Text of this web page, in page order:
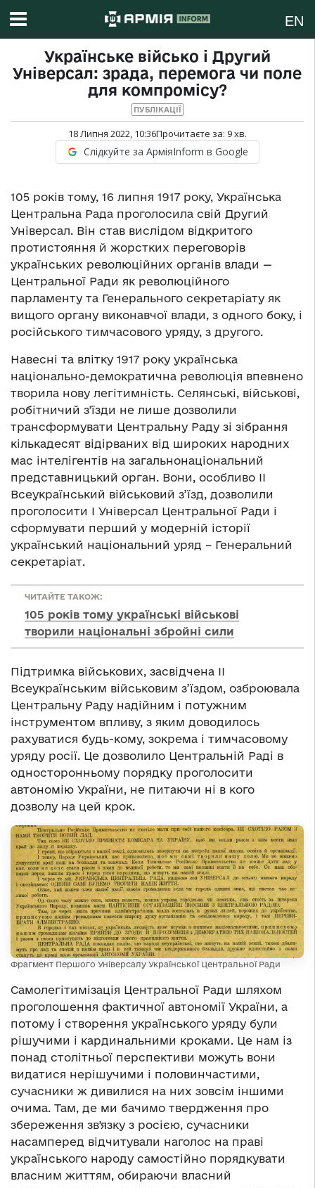
EN
Українське військо і Другий
Універсал: зрада, перемога чи поле
для компромісу?
ПУБЛІКАЦІЇ
18 Липня 2022, 10:36Прочитаєте за: 9хв.
Слідкуйте за АрміяInform в Google
105 років тому, 16 липня 1917 року, Українська
Центральна Рада проголосила свій Другий
Універсал. Він став вислідом відкритого
протистояння й жорстких переговорів
українських революційних органів влади —
Центральної Ради як революційного
парламенту та Генерального секретаріату як
вищого органу виконавчої влади, з одного боку, і
російського тимчасового уряду, з другого.
Навесні та влітку 1917 року українська
національно-демократична революція впевнено
творила нову легітимність. Селянські, військові,
робітничий зʼїзди не лише дозволили
трансформувати Центральну Раду зі зібрання
кількадесят відірваних від широких народних
мас інтелігентів на загальнонаціональний
представницький орган. Вони, особливо II
Всеукраїнський військовий з’їзд, дозволили
проголосити І Універсал Центральної Ради і
сформувати перший у модерній історії
український національний уряд – Генеральний
секретаріат.
ЧИТАЙТЕ ТАКОЖ:
105 років тому українські військові
творили національні збройні сили
Підтримка військових, засвідчена II
Всеукраїнським військовим з’їздом, озброювала
Центральну Раду надійним і потужним
інструментом впливу, з яким доводилось
рахуватися будь-кому, зокрема і тимчасовому
уряду росії. Це дозволило Центральній Раді в
односторонньому порядку проголосити
автономію України, не питаючи ні в кого
дозволу на цей крок.
Фрагмент Першого Універсалу Української Центральної Ради
Самолегітимізація Центральної Ради шляхом
проголошення фактичної автономії України, а
потому і створення українського уряду були
рішучими і кардинальними кроками. Це нам із
понад столітньої перспективи можуть вони
видатися нерішучими і половинчастими,
сучасники ж дивилися на них зовсім іншими
очима. Там, де ми бачимо твердження про
збереження звʼязку з росією, сучасники
насамперед відчитували наголос на праві
українського народу самостійно порядкувати
власним життям, обираючи власний